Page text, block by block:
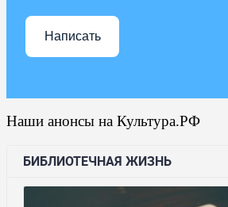
Написать
Наши анонсы на Культура.РФ